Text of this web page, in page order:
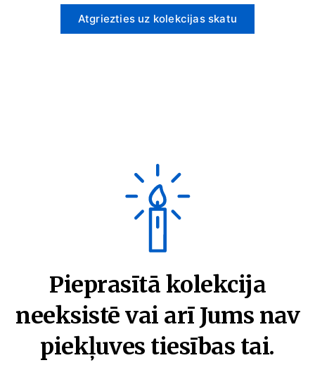
Atgriezties uz kolekcijas skatu
Pieprasītā kolekcija
neeksistē vai arī Jums nav
piekļuves tiesības tai.